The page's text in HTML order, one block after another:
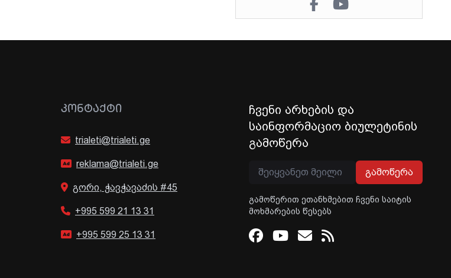
ᲙᲝᲜᲢᲐᲥᲢᲘ
trialeti@trialeti.ge
reklama@trialeti.ge
გორი, ჭავჭავაძის #45
+995 599 21 13 31
+995 599 25 13 31
ჩვენი არხების და
საინფორმაციო ბიულეტინის
გამოწერა
გამოწერა
გამოწერით ეთანხმებით ჩვენი საიტის
მოხმარების წესებს
Facebook
Youtube
Email
RSS